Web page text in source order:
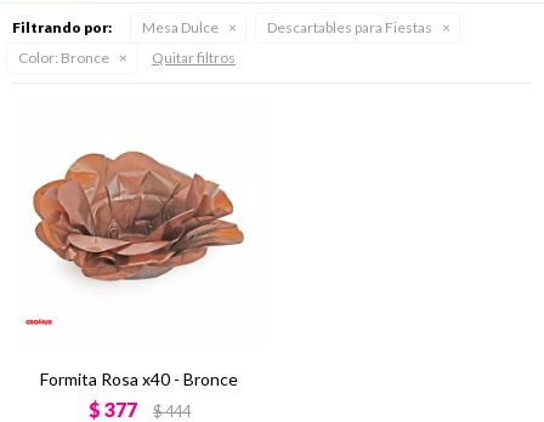
Filtrando por: Mesa Dulce
Descartables para Fiestas
Color: Bronce Quitar filtros
Formita Rosa x40 - Bronce
$ 377 $444